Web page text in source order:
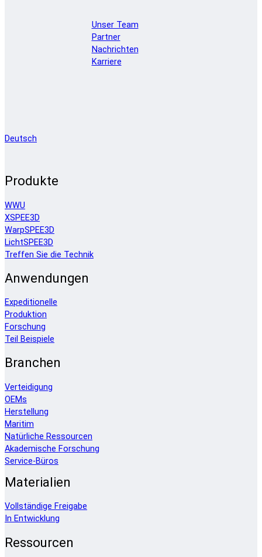
Unser Team
Partner
Nachrichten
Karriere
Deutsch
Produkte
WWU
XSPEE3D
WarpSPEE3D
LichtSPEE3D
Treffen Sie die Technik
Anwendungen
Expeditionelle
Produktion
Forschung
Teil Beispiele
Branchen
Verteidigung
OEMs
Herstellung
Maritim
Natürliche Ressourcen
Akademische Forschung
Service-Büros
Materialien
Vollständige Freigabe
In Entwicklung
Ressourcen